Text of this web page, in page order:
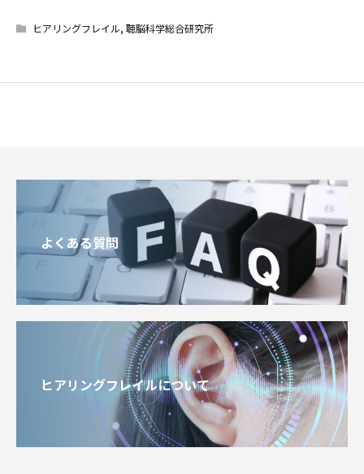
ヒアリングフレイル, 聴脳科学総合研究所
よくある質問
ヒアリングフレイルについて